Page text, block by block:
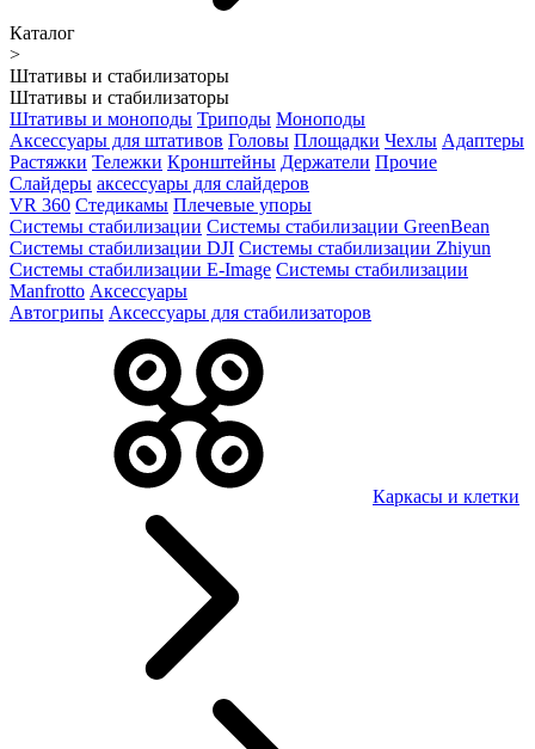
Каталог
>
Штативы и стабилизаторы
Штативы и стабилизаторы
Штативы и моноподы Триподы Моноподы
Аксессуары для штативов Головы Площадки Чехлы Адаптеры
Растяжки Тележки Кронштейны Держатели Прочие
Слайдеры аксессуары для слайдеров
VR 360 Стедикамы Плечевые упоры
Системы стабилизации Системы стабилизации GreenBean
Системы стабилизации DJI Системы стабилизации Zhiyun
Системы стабилизации E-Image Системы стабилизации
Manfrotto Аксессуары
Автогрипы Аксессуары для стабилизаторов
Каркасы и клетки